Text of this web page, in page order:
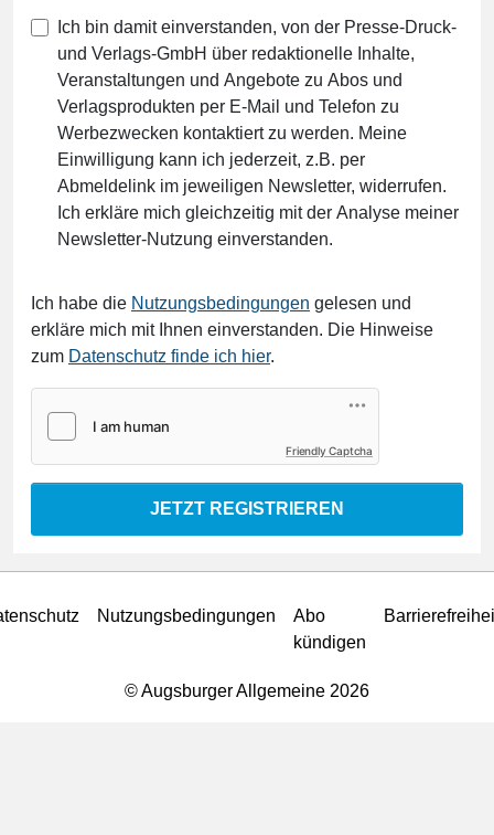
Ich bin damit einverstanden, von der Presse-Druck-
und Verlags-GmbH über redaktionelle Inhalte,
Veranstaltungen und Angebote zu Abos und
Verlagsprodukten per E-Mail und Telefon zu
Werbezwecken kontaktiert zu werden. Meine
Einwilligung kann ich jederzeit, z.B. per
Abmeldelink im jeweiligen Newsletter, widerrufen.
Ich erkläre mich gleichzeitig mit der Analyse meiner
Newsletter-Nutzung einverstanden.
Ich habe die Nutzungsbedingungen gelesen und
erkläre mich mit Ihnen einverstanden. Die Hinweise
zum Datenschutz finde ich hier.
Friendly Captcha
JETZT REGISTRIEREN
Nutzungsbedingungen
Abo
kündigen
© Augsburger Allgemeine 2026